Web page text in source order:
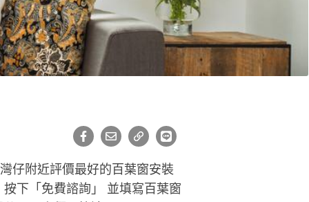
仔附近評價最好的百葉窗安裝
下「免費諮詢」 並填寫百葉窗